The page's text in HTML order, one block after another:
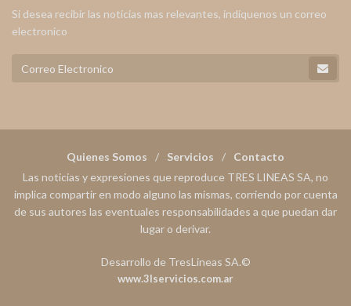
Si desea recibir las noticias mas relevantes, indiquenos un correo
electronico
Quienes Somos Servicios
Contacto
Las noticias y expresiones que reproduce TRES LINEAS SA, no
implica compartir en modo alguno las mismas, corriendo por cuenta
de sus autores las eventuales responsabilidades a que puedan dar
lugar o derivar.
Desarrollo de TresLineas SA.©
www.3lservicios.com.ar